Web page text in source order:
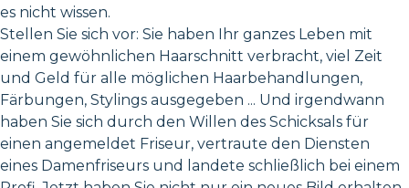
es nicht wissen.
Stellen Sie sich vor: Sie haben Ihr ganzes Leben mit
einem gewöhnlichen Haarschnitt verbracht, viel Zeit
und Geld für alle möglichen Haarbehandlungen,
Färbungen, Stylings ausgegeben ... Und irgendwann
haben Sie sich durch den Willen des Schicksals für
einen angemeldet Friseur, vertraute den Diensten
eines Damenfriseurs und landete schließlich bei einem